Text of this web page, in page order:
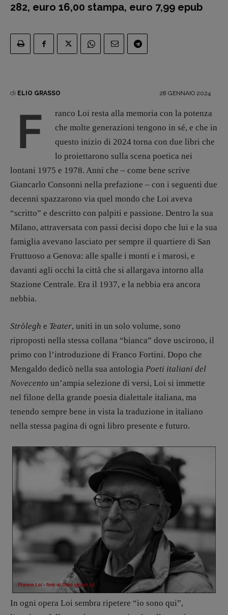
DOSSIER
Blade Runner 40
Maestri sommersi
Psichedelia
Scienza
Stranimondi
Tornare a Ballard
Valerio Evangelisti
Vampirismi
Zong!
DIRETTRICE RESPONSABILE
Antonella Marrone
REDAZIONE
Walter Catalano Giuseppe Costigliola ,
Grasso
Spallina,Roberto Sturm, Tania Tonin
recensioni:
Elio Grasso[eliovoyager@gmail.com]
Coordinamento Primo Piano:
Elisabetta Michielin
[michielin.elisabetta@gmail.com]
Coordinamento News in breve:
[anna.dare.comunicazione@gmail.com]
Coordinamento Fumetti:
[fabio.malagnini@gmail. com]
Coordinamento Pulp for kids e social
Valentina Marcoli
[valentina.marcoli@gmail.
ARCHIVIO E AUTORI
282, euro 16,00 stampa, euro 7,99 epub
di ELIO GRASSO 28 GENNAIO 2024
F
ranco Loi resta alla memoria con la potenza
che molte generazioni tengono in sé, e che in
questo inizio di 2024 torna con due libri che
lo proiettarono sulla scena poetica nei
lontani 1975 e 1978. Anni che – come bene scrive
Giancarlo Consonni nella prefazione – con i seguenti due
decenni spazzarono via quel mondo che Loi aveva
“scritto” e descritto con palpiti e passione. Dentro la sua
Milano, attraversata con passi decisi dopo che lui e la sua
famiglia avevano lasciato per sempre il quartiere di San
Fruttuoso a Genova: alle spalle i monti e i marosi, e
davanti agli occhi la città che si allargava intorno alla
Stazione Centrale. Era il 1937, e la nebbia era ancora
nebbia.
Stròlegh e Teater, uniti in un solo volume, sono
riproposti nella stessa collana “bianca” dove uscirono, il
primo con l’introduzione di Franco Fortini. Dopo che
Mengaldo dedicò nella sua antologia Poeti italiani del
Novecento un’ampia selezione di versi, Loi si immette
nel filone della grande poesia dialettale italiana, ma
tenendo sempre bene in vista la traduzione in italiano
nella stessa pagina di ogni libro presente e futuro.
In ogni opera Loi sembra ripetere “io sono qui”,